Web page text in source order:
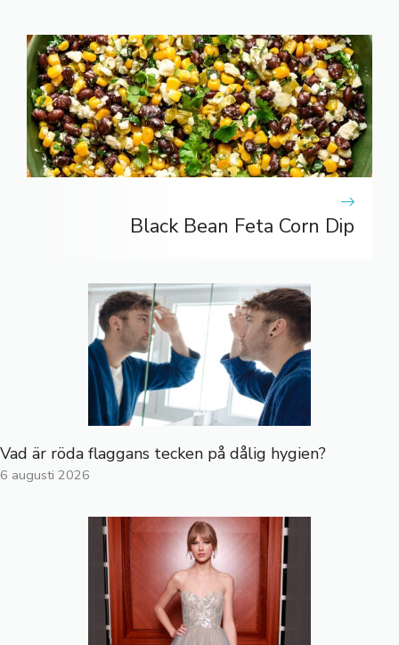
Black Bean Feta Corn Dip
Vad är röda flaggans tecken på dålig hygien?
6 augusti 2026